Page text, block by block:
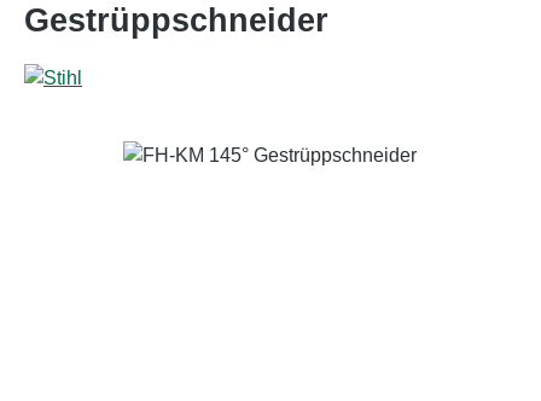
Gestrüppschneider
Bildergalerie überspringen